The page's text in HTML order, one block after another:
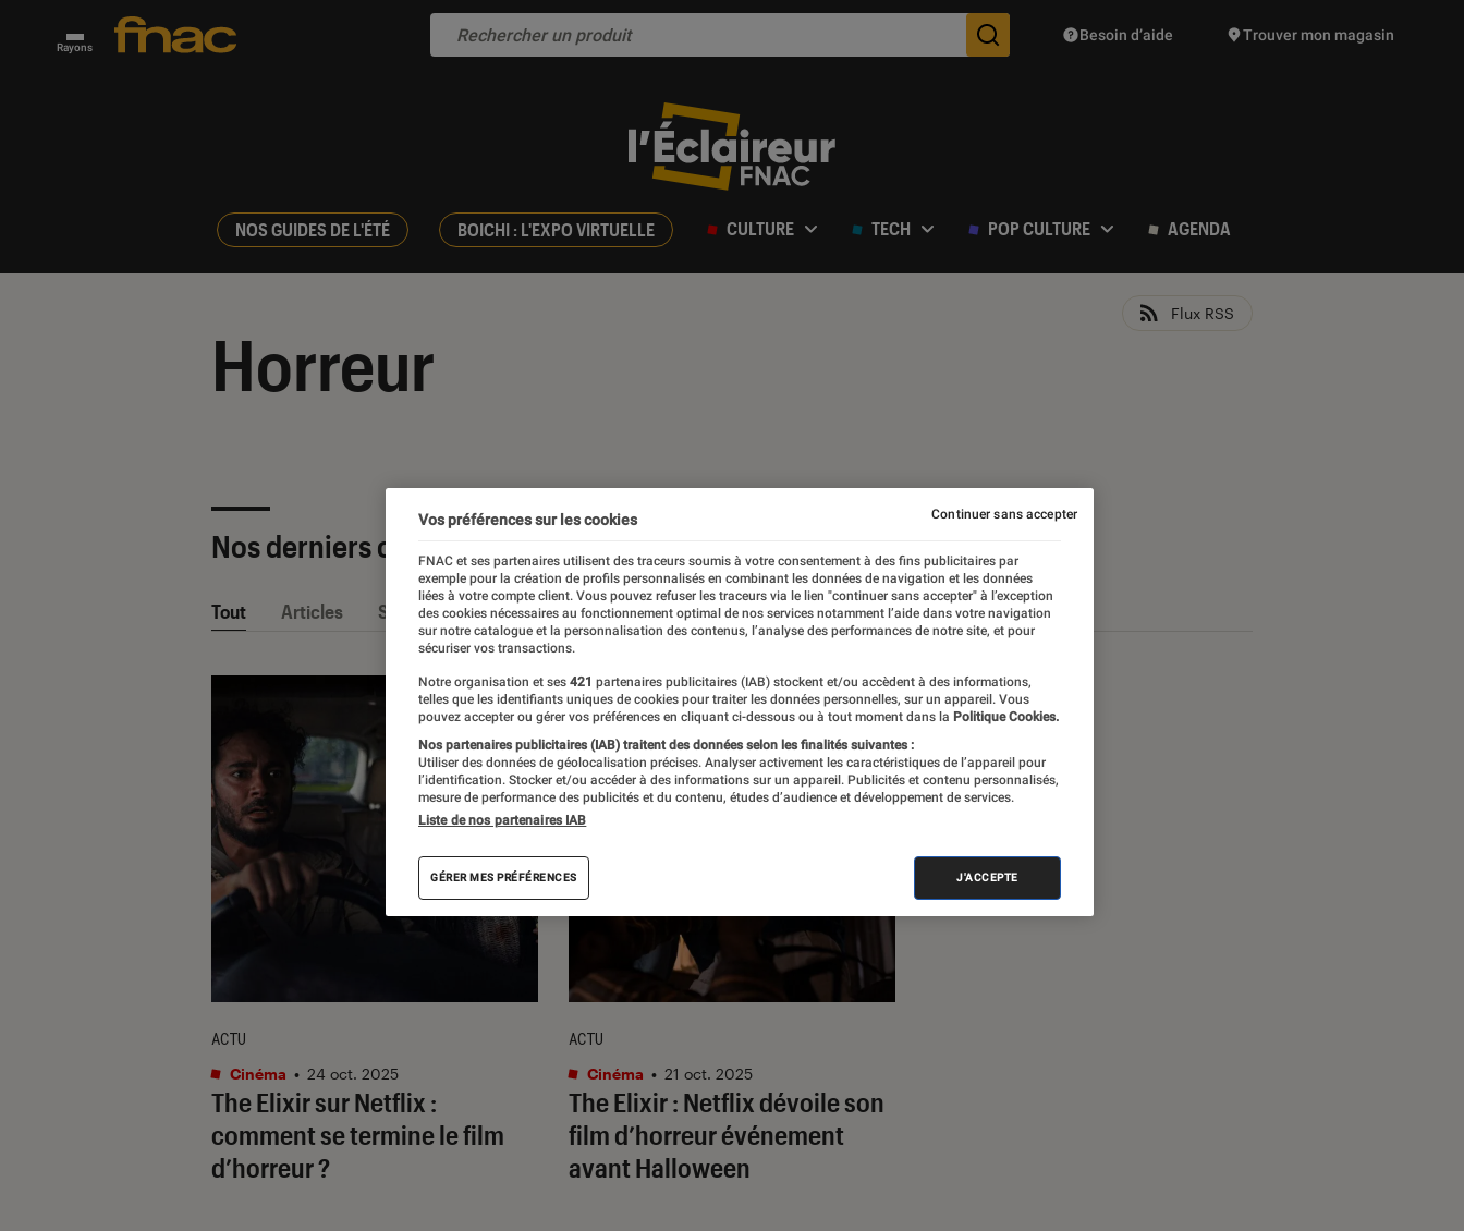
Rayons Des suggestions de produits vont vous être proposées
Besoin d’aide Trouver mon magasin
NOS GUIDES DE L'ÉTÉ BOICHI : L'EXPO VIRTUELLE CULTURE TECH POP CULTURE AGENDA
Horreur
Flux RSS
Nos derniers contenus
Tout Articles Sélections et guides
The Elixirsur Netflix :
comment se termine le film
d’horreur ?
ACTU
Cinéma • 24 oct. 2025
The Elixir: Netflix dévoile son
film d’horreur événement
avant Halloween
ACTU
Cinéma • 21 oct. 2025
Vos préférences sur les cookies
FNAC et ses partenaires utilisent des traceurs soumis à votre consentement à des fins publicitaires par
exemple pour la création de profils personnalisés en combinant les données de navigation et les données
liées à votre compte client. Vous pouvez refuser les traceurs via le lien "continuer sans accepter" à l’exception
des cookies nécessaires au fonctionnement optimal de nos services notamment l’aide dans votre navigation
sur notre catalogue et la personnalisation des contenus, l’analyse des performances de notre site, et pour
sécuriser vos transactions.
Notre organisation et ses 421 partenaires publicitaires (IAB) stockent et/ou accèdent à des informations,
telles que les identifiants uniques de cookies pour traiter les données personnelles, sur un appareil. Vous
pouvez accepter ou gérer vos préférences en cliquant ci-dessous ou à tout moment dans la Politique Cookies.
Nos partenaires publicitaires (IAB) traitent des données selon les finalités suivantes :
Utiliser des données de géolocalisation précises. Analyser activement les caractéristiques de l’appareil pour
l’identification. Stocker et/ou accéder à des informations sur un appareil. Publicités et contenu personnalisés,
mesure de performance des publicités et du contenu, études d’audience et développement de services.
Liste de nos partenaires IAB
GÉRER MES PRÉFÉRENCES J'ACCEPTE
Continuer sans accepter